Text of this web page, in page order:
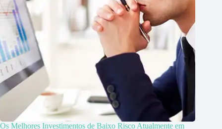
Os Melhores Investimentos de Baixo Risco Atualmente em